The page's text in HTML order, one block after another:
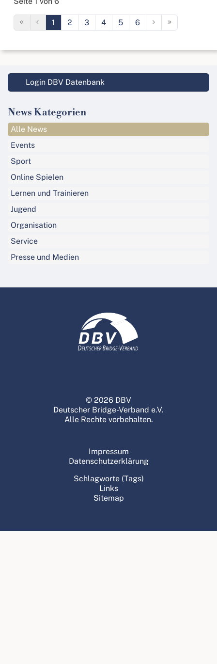
1 2 3 4 5 6
Login DBV Datenbank
News Kategorien
Alle News
Events
Sport
Online Spielen
Lernen und Trainieren
Jugend
Organisation
Service
Presse und Medien
© 2026 DBV
Deutscher Bridge-Verband e.V.
Alle Rechte vorbehalten.
Impressum
Datenschutzerklärung
Schlagworte (Tags)
Links
Sitemap